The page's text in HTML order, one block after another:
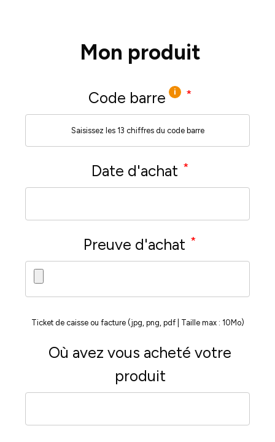
Mon produit
Code barre i *
Date d'achat *
Preuve d'achat *
Ticket de caisse ou facture (jpg, png, pdf | Taille max : 10Mo)
Où avez vous acheté votre
produit